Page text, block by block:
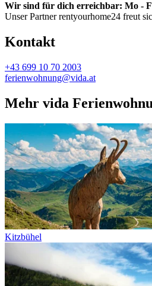
Wir sind für dich erreichbar: Mo -
Unser Partner rentyourhome24 freut
Kontakt
+43 699 10 70 2003
ferienwohnung@vida.at
Mehr vida
Kitzbühel